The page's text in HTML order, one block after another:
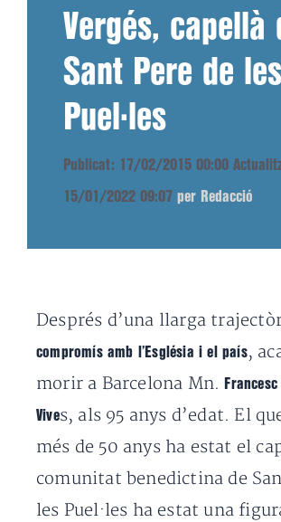
Vergés, capellà
Sant Pere de les
Puel·les
Publicat: 17/02/2015 00:00
15/01/2022 09:07 per Redacció
Després d’una llarga
compromís amb l’Església i el país,
morir a Barcelona Mn.
Vives, als 95 anys d’edat. El
més de 50 anys ha estat el
comunitat benedictina de
les Puel·les ha estat una